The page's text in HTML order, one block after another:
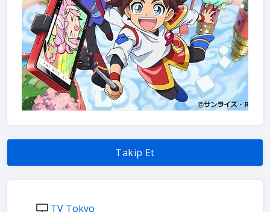
Takip Et
TV Tokyo